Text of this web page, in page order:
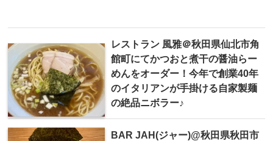
レストラン 風雅＠秋田県仙北市角
館町にてかつおと煮干の醤油らー
めんをオーダー！今年で創業40年
のイタリアンが手掛ける自家製麺
の絶品ニボラー♪
BAR JAH(ジャー)@秋田県秋田市